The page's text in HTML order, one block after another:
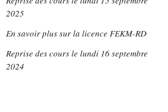
2025
En savoir plus sur la licence FEKM-RD
Reprise des cours le lundi 16 septembre
2024